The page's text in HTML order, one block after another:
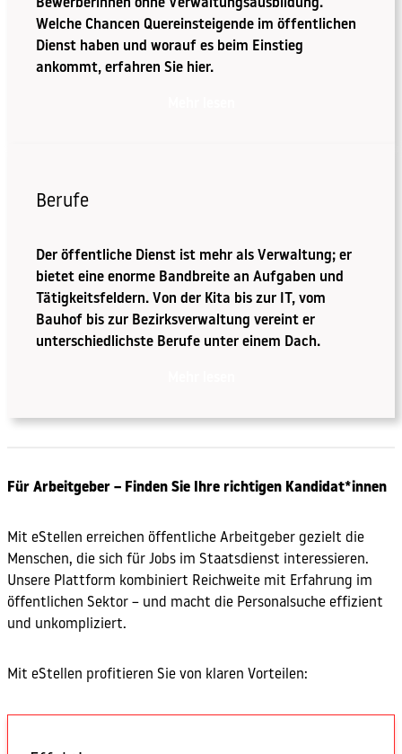
Bewerberinnen ohne Verwaltungsausbildung.
Welche Chancen Quereinsteigende im öffentlichen
Dienst haben und worauf es beim Einstieg
ankommt, erfahren Sie hier.
Berufe
Der öffentliche Dienst ist mehr als Verwaltung; er
bietet eine enorme Bandbreite an Aufgaben und
Tätigkeitsfeldern. Von der Kita bis zur IT, vom
Bauhof bis zur Bezirksverwaltung vereint er
unterschiedlichste Berufe unter einem Dach.
Für Arbeitgeber – Finden Sie Ihre richtigen Kandidat*innen
Mit eStellen erreichen öffentliche Arbeitgeber gezielt die
Menschen, die sich für Jobs im Staatsdienst interessieren.
Unsere Plattform kombiniert Reichweite mit Erfahrung im
öffentlichen Sektor – und macht die Personalsuche effizient
und unkompliziert.
Mit eStellen profitieren Sie von klaren Vorteilen: